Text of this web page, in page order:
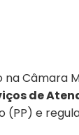
Câmara
de
(PP) e